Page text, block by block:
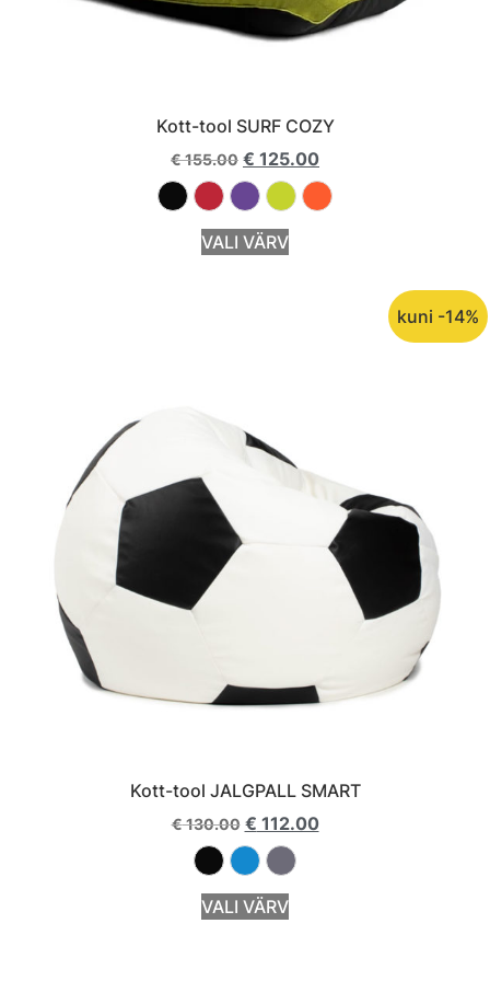
Kott-tool SURF COZY
€155.00 € 125.00
VALI VÄRV
kuni -14%
Kott-tool JALGPALL SMART
€130.00 € 112.00
VALI VÄRV